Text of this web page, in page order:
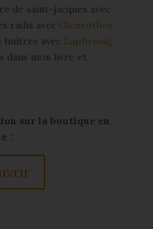
de saint-jacques avec
radis avec Glenrothes
huîtres avec Laphroaig
dans mon livre et
sur la boutique en
: